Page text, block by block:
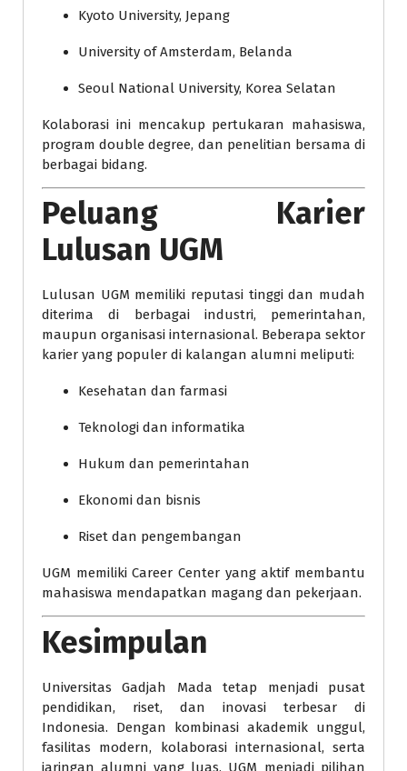
Kyoto University, Jepang
University of Amsterdam, Belanda
Seoul National University, Korea Selatan
Kolaborasi ini mencakup pertukaran mahasiswa,
program double degree, dan penelitian bersama di
berbagai bidang.
Peluang Karier
Lulusan UGM
Lulusan UGM memiliki reputasi tinggi dan mudah
diterima di berbagai industri, pemerintahan,
maupun organisasi internasional. Beberapa sektor
karier yang populer di kalangan alumni meliputi:
Kesehatan dan farmasi
Teknologi dan informatika
Hukum dan pemerintahan
Ekonomi dan bisnis
Riset dan pengembangan
UGM memiliki Career Center yang aktif membantu
mahasiswa mendapatkan magang dan pekerjaan.
Kesimpulan
Universitas Gadjah Mada tetap menjadi pusat
pendidikan, riset, dan inovasi terbesar di
Indonesia. Dengan kombinasi akademik unggul,
fasilitas modern, kolaborasi internasional, serta
jaringan alumni yang luas, UGM menjadi pilihan